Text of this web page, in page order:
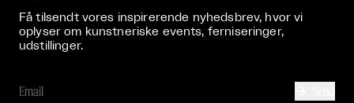
Få tilsendt vores inspirerende nyhedsbrev, hvor vi
oplyser om kunstneriske events, ferniseringer,
udstillinger.